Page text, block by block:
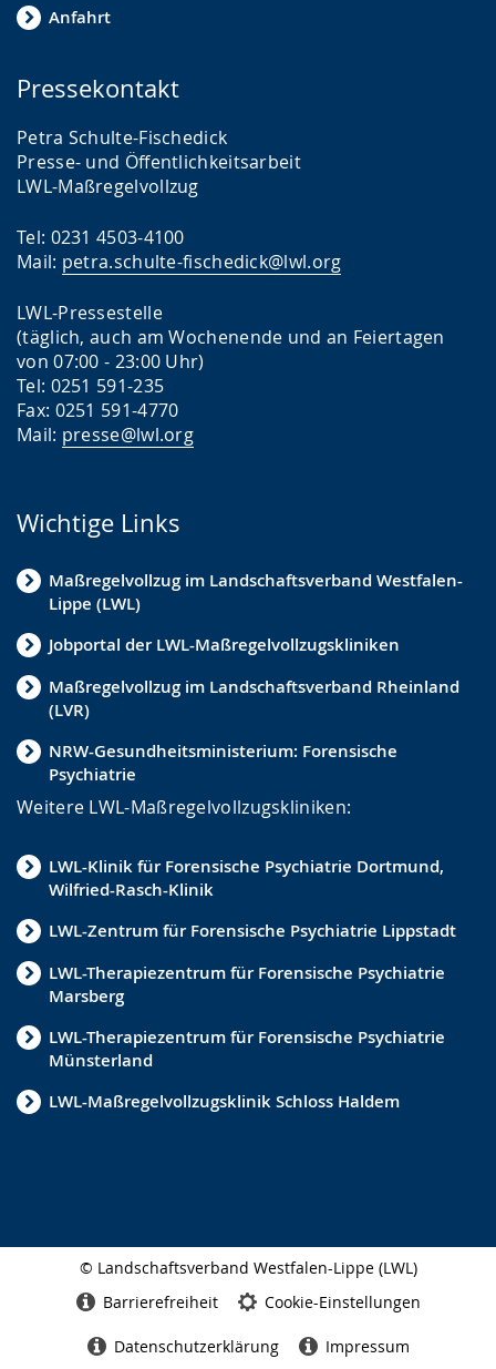
Anfahrt
Pressekontakt
Petra Schulte-Fischedick
Presse- und Öffentlichkeitsarbeit
LWL-Maßregelvollzug
Tel: 0231 4503-4100
Mail: petra.schulte-fischedick@lwl.org
LWL-Pressestelle
(täglich, auch am Wochenende und an Feiertagen
von 07:00 - 23:00 Uhr)
Tel: 0251 591-235
Fax: 0251 591-4770
Mail: presse@lwl.org
Wichtige Links
Maßregelvollzug im Landschaftsverband Westfalen-
Lippe (LWL)
Jobportal der LWL-Maßregelvollzugskliniken
Maßregelvollzug im Landschaftsverband Rheinland
(LVR)
NRW-Gesundheitsministerium: Forensische
Psychiatrie
Weitere LWL-Maßregelvollzugskliniken:
LWL-Klinik für Forensische Psychiatrie Dortmund,
Wilfried-Rasch-Klinik
LWL-Zentrum für Forensische Psychiatrie Lippstadt
LWL-Therapiezentrum für Forensische Psychiatrie
Marsberg
LWL-Therapiezentrum für Forensische Psychiatrie
Münsterland
LWL-Maßregelvollzugsklinik Schloss Haldem
© Landschaftsverband Westfalen-Lippe (LWL)
Barrierefreiheit Cookie-Einstellungen
Datenschutzerklärung Impressum